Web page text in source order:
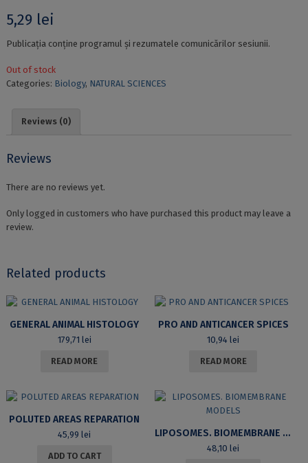
5,29 lei
Publicația conține programul și rezumatele comunicărilor sesiunii.
Out of stock
Categories: Biology, NATURAL SCIENCES
Reviews (0)
Reviews
There are no reviews yet.
Only logged in customers who have purchased this product may leave a
review.
Related products
GENERAL ANIMAL HISTOLOGY
179,71 lei
READ MORE
PRO AND ANTICANCER SPICES
10,94 lei
READ MORE
POLUTED AREAS REPARATION
45,99 lei
ADD TO CART
LIPOSOMES. BIOMEMBRANE MODELS
48,10 lei